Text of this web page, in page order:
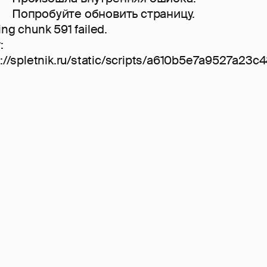
Попробуйте обновить страницу.
chunk 591 failed.
spletnik.ru/static/scripts/